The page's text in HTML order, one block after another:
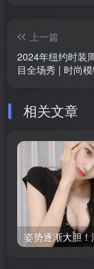
上一篇
2024年纽约时装
目全场秀 | 时尚
相关文章